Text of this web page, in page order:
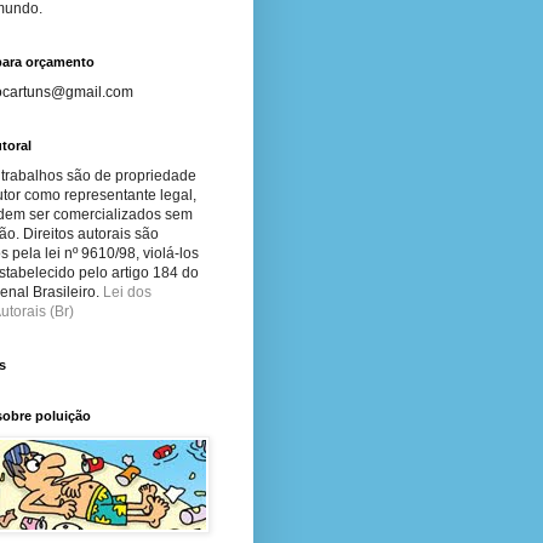
orçamento
são de propriedade
como representante legal,
ser comercializados sem
Direitos autorais são
pela lei nº 9610/98, violá-los
pelo artigo 184 do
Brasileiro. Lei dos
(Br)
poluição